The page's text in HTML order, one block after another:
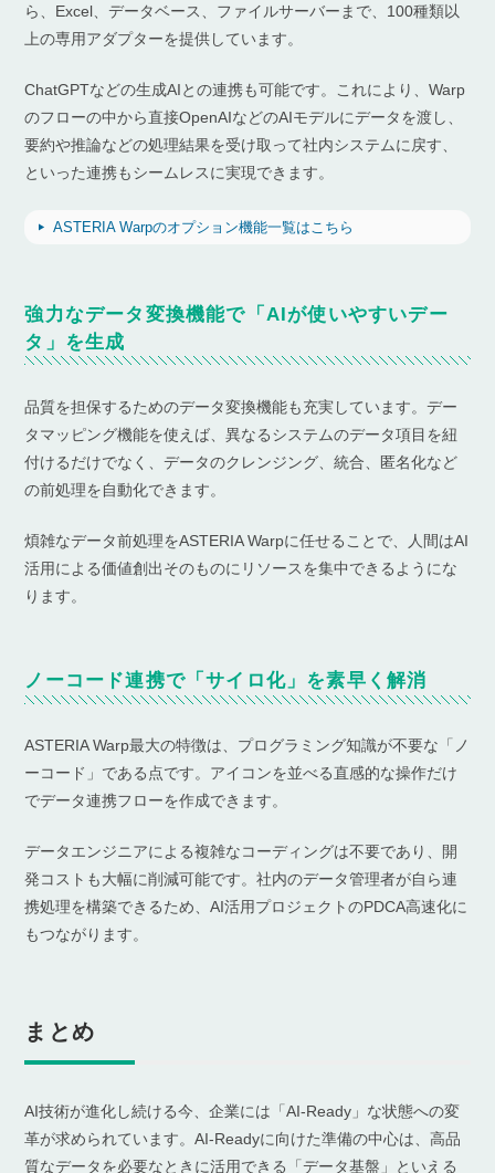
ら、Excel、データベース、ファイルサーバーまで、100種類以
上の専用アダプターを提供しています。
ChatGPTなどの生成AIとの連携も可能です。これにより、Warp
のフローの中から直接OpenAIなどのAIモデルにデータを渡し、
要約や推論などの処理結果を受け取って社内システムに戻す、
といった連携もシームレスに実現できます。
ASTERIA Warpのオプション機能一覧はこちら
強力なデータ変換機能で「AIが使いやすいデー
タ」を生成
品質を担保するためのデータ変換機能も充実しています。デー
タマッピング機能を使えば、異なるシステムのデータ項目を紐
付けるだけでなく、データのクレンジング、統合、匿名化など
の前処理を自動化できます。
煩雑なデータ前処理をASTERIA Warpに任せることで、人間はAI
活用による価値創出そのものにリソースを集中できるようにな
ります。
ノーコード連携で「サイロ化」を素早く解消
ASTERIA Warp最大の特徴は、プログラミング知識が不要な「ノ
ーコード」である点です。アイコンを並べる直感的な操作だけ
でデータ連携フローを作成できます。
データエンジニアによる複雑なコーディングは不要であり、開
発コストも大幅に削減可能です。社内のデータ管理者が自ら連
携処理を構築できるため、AI活用プロジェクトのPDCA高速化に
もつながります。
まとめ
AI技術が進化し続ける今、企業には「AI-Ready」な状態への変
革が求められています。AI-Readyに向けた準備の中心は、高品
質なデータを必要なときに活用できる「データ基盤」といえる